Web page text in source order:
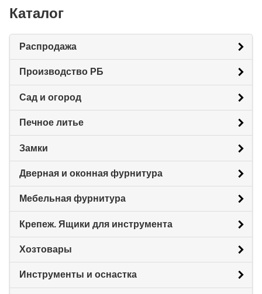
Каталог
Распродажа
Производство РБ
Сад и огород
Печное литье
Замки
Дверная и оконная фурнитура
Мебельная фурнитура
Крепеж. Ящики для инструмента
Хозтовары
Инструменты и оснастка